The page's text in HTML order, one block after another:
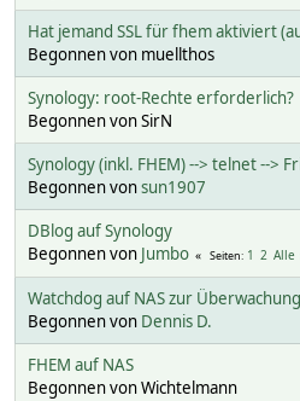
Hat jemand SSL für fhem aktiviert
Begonnen von muellthos
Synology: root-Rechte erforderlich?
Begonnen von SirN
Synology (inkl. FHEM) --> telnet -->
Begonnen vonsun1907
DBlog auf Synology
Begonnen von Jumbo Seiten 1 2 Alle
Watchdog auf NAS zur
Begonnen von Dennis D.
FHEM auf NAS
Begonnen von Wichtelmann